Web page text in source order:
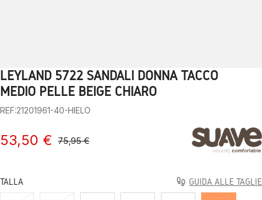
1 2 3 4 5 6 7 8 9
LEYLAND 5722 SANDALI DONNA TACCO
MEDIO PELLE BEIGE CHIARO
REF:21201961-40-HIELO
53,50 € 75,95 €
TALLA GUIDA ALLE TAGLIE